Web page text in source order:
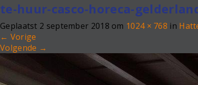
te-huur-casco-horeca-
Geplaatst 2 september 2018 om 1024 × 768 in
← Vorige
Volgende →